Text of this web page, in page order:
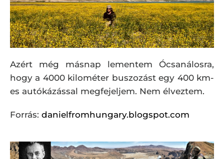
Azért még másnap lementem Ócsanálosra,
hogy a 4000 kilométer buszozást egy 400 km-
es autókázással megfejeljem. Nem élveztem.
Forrás: danielfromhungary.blogspot.com